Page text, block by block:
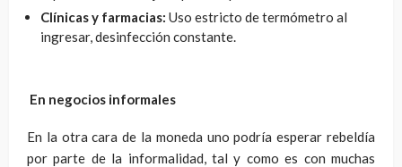
Clínicas y farmacias: Uso estricto de termómetro al
ingresar, desinfección constante.
En negocios informales
En la otra cara de la moneda uno podría esperar rebeldía
por parte de la informalidad, tal y como es con muchas